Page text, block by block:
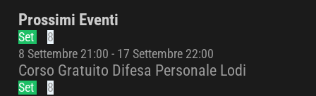
Prossimi Eventi
Set
8
8 Settembre 21:00 - 17 Settembre 22:00
Corso Gratuito Difesa Personale Lodi
Set
8